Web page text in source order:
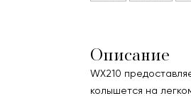
Описание
WX210
колышется на